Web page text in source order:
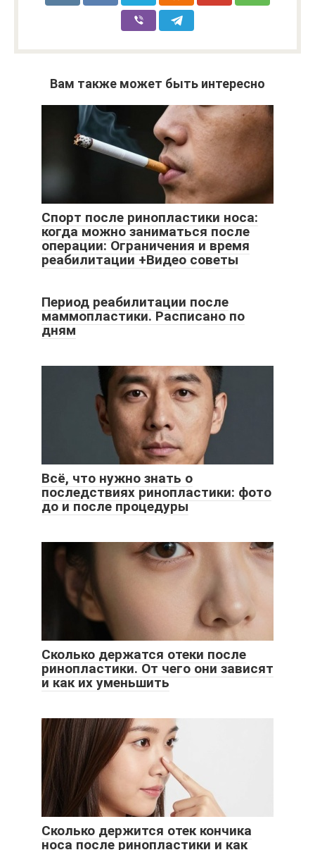
Вам также может быть интересно
Спорт после ринопластики носа:
когда можно заниматься после
операции: Ограничения и время
реабилитации +Видео советы
Период реабилитации после
маммопластики. Расписано по
дням
Всё, что нужно знать о
последствиях ринопластики: фото
до и после процедуры
Сколько держатся отеки после
ринопластики. От чего они зависят
и как их уменьшить
Сколько держится отек кончика
носа после ринопластики и как